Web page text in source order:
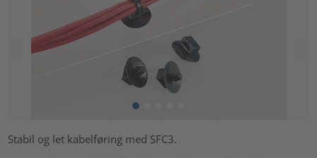
Stabil og let kabelføring med SFC3.